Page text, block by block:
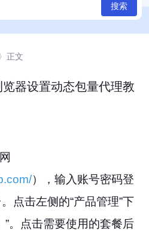
搜索
〉正文
器设置动态包量代理教
），输入账号密码登
点击左侧的“产品管理”下
”。点击需要使用的套餐后